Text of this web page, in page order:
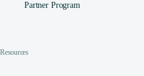
Partner Program
Resources